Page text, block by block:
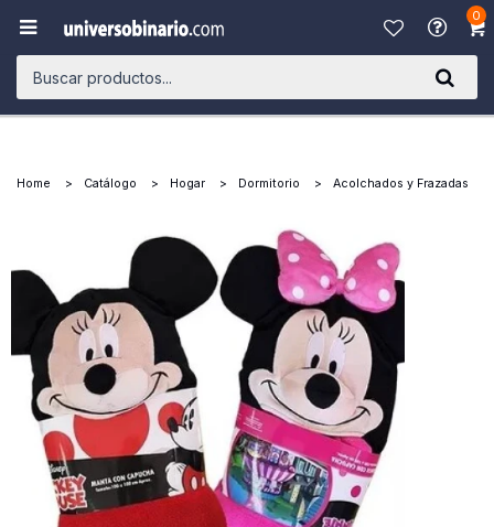
0

Home Catálogo Hogar Dormitorio Acolchados y Frazadas